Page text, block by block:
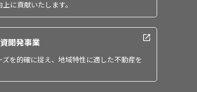
上に貢献いたします。
開発事業
ズを的確に捉え、地域特性に適した不動産を